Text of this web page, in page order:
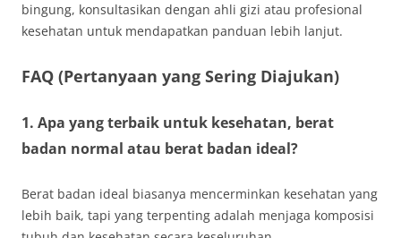
bingung, konsultasikan dengan ahli gizi atau profesional
kesehatan untuk mendapatkan panduan lebih lanjut.
FAQ (Pertanyaan yang Sering Diajukan)
1. Apa yang terbaik untuk kesehatan, berat
badan normal atau berat badan ideal?
Berat badan ideal biasanya mencerminkan kesehatan yang
lebih baik, tapi yang terpenting adalah menjaga komposisi